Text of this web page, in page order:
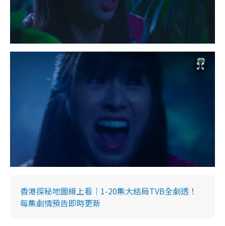
香港探秘地圖線上看｜1-20集大結局TVB全劇透！
每集劇情預告即時更新